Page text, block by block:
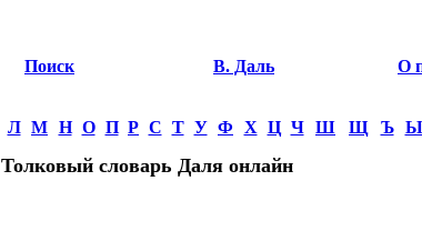
Поиск В. Даль О
Л М Н О П Р С Т У Ф Х Ц Ч Ш Щ Ъ Ы
Толковый словарь Даля онлайн